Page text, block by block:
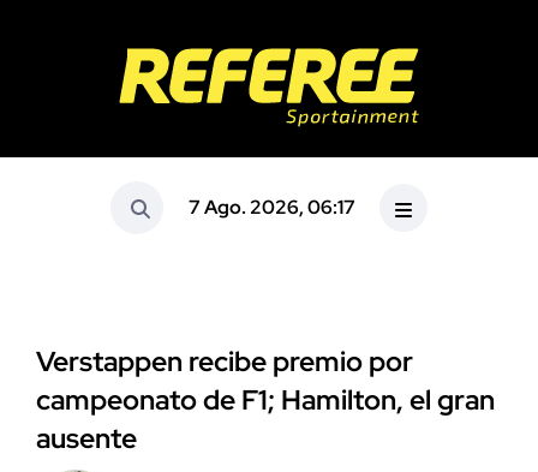
7 Ago. 2026, 06:17
Verstappen recibe premio por
campeonato de F1; Hamilton, el gran
ausente